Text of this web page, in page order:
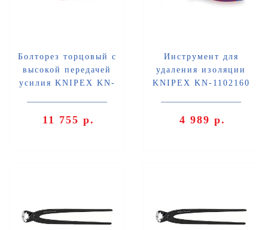
Болторез торцовый с
высокой передачей
усилия KNIPEX KN-
11 755 р.
Инструмент для
удаления изоляции
KNIPEX KN-1102160
4 989 р.